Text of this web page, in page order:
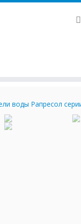
воды Рапресол